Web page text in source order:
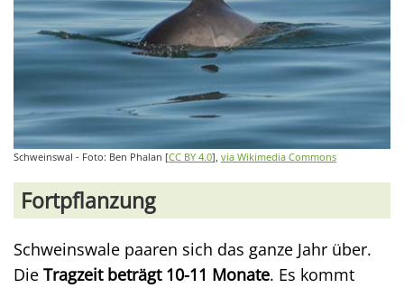
Schweinswal - Foto: Ben Phalan [CC BY 4.0], via Wikimedia Commons
Fortpflanzung
Schweinswale paaren sich das ganze Jahr über.
Die Tragzeit beträgt 10-11 Monate. Es kommt